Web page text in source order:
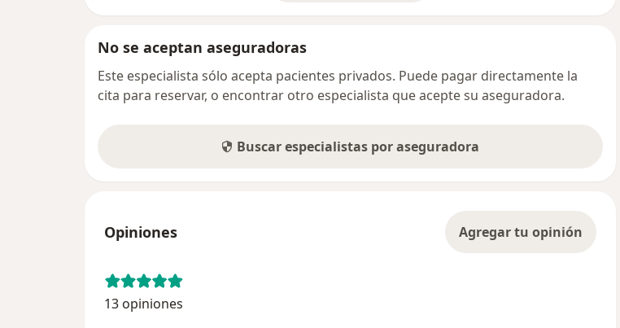
No se aceptan aseguradoras
Este especialista sólo acepta pacientes privados. Puede pagar directamente la
cita para reservar, o encontrar otro especialista que acepte su aseguradora.
Buscar especialistas por aseguradora
Opiniones Agregar tu opinión
13 opiniones